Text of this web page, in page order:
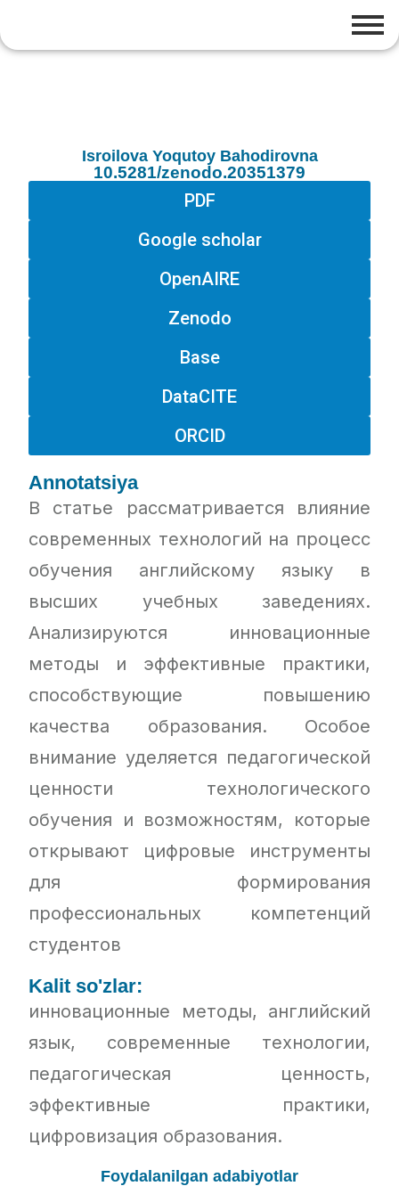
Isroilova Yoqutoy Bahodirovna
10.5281/zenodo.20351379
PDF
Google scholar
OpenAIRE
Zenodo
Base
DataCITE
ORCID
Annotatsiya
В статье рассматривается влияние
современных технологий на процесс
обучения английскому языку в
высших учебных заведениях.
Анализируются инновационные
методы и эффективные практики,
способствующие повышению
качества образования. Особое
внимание уделяется педагогической
ценности технологического
обучения и возможностям, которые
открывают цифровые инструменты
для формирования
профессиональных компетенций
студентов
Kalit so'zlar:
инновационные методы, английский
язык, современные технологии,
педагогическая ценность,
эффективные практики,
цифровизация образования.
Foydalanilgan adabiyotlar